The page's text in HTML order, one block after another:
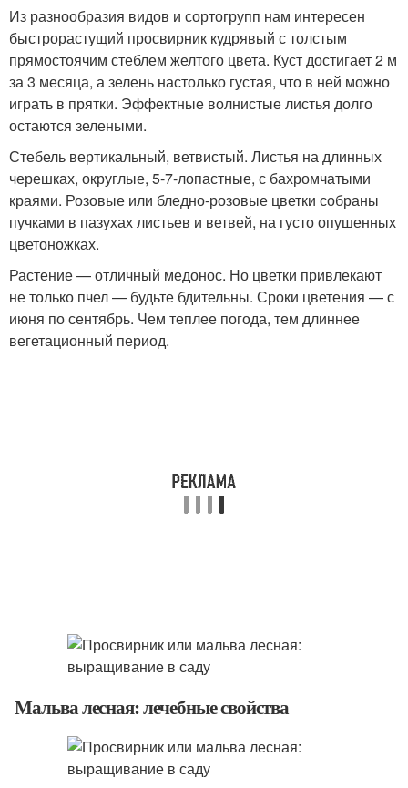
Из разнообразия видов и сортогрупп нам интересен
быстрорастущий просвирник кудрявый с толстым
прямостоячим стеблем желтого цвета. Куст достигает 2 м
за 3 месяца, а зелень настолько густая, что в ней можно
играть в прятки. Эффектные волнистые листья долго
остаются зелеными.
Стебель вертикальный, ветвистый. Листья на длинных
черешках, округлые, 5-7-лопастные, с бахромчатыми
краями. Розовые или бледно-розовые цветки собраны
пучками в пазухах листьев и ветвей, на густо опушенных
цветоножках.
Растение — отличный медонос. Но цветки привлекают
не только пчел — будьте бдительны. Сроки цветения — с
июня по сентябрь. Чем теплее погода, тем длиннее
вегетационный период.
Мальва лесная: лечебные свойства